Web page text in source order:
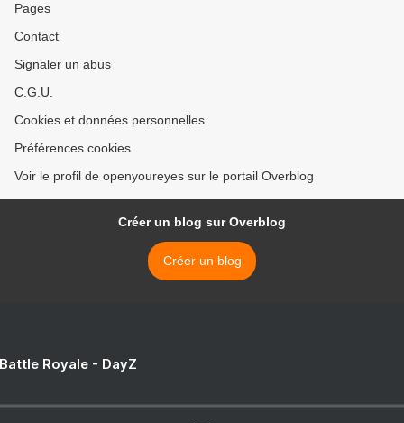
Pages
Contact
Signaler un abus
C.G.U.
Cookies et données personnelles
Préférences cookies
Voir le profil de openyoureyes sur le portail Overblog
Créer un blog sur Overblog
Créer un blog
Royale - DayZ